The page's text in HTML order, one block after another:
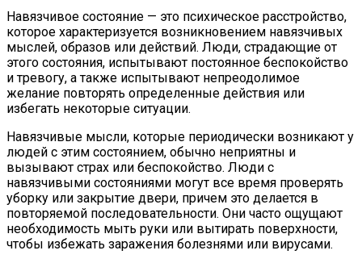
Навязчивое состояние — это психическое расстройство,
которое характеризуется возникновением навязчивых
мыслей, образов или действий. Люди, страдающие от
этого состояния, испытывают постоянное беспокойство
и тревогу, а также испытывают непреодолимое
желание повторять определенные действия или
избегать некоторые ситуации.
Навязчивые мысли, которые периодически возникают у
людей с этим состоянием, обычно неприятны и
вызывают страх или беспокойство. Люди с
навязчивыми состояниями могут все время проверять
уборку или закрытие двери, причем это делается в
повторяемой последовательности. Они часто ощущают
необходимость мыть руки или вытирать поверхности,
чтобы избежать заражения болезнями или вирусами.